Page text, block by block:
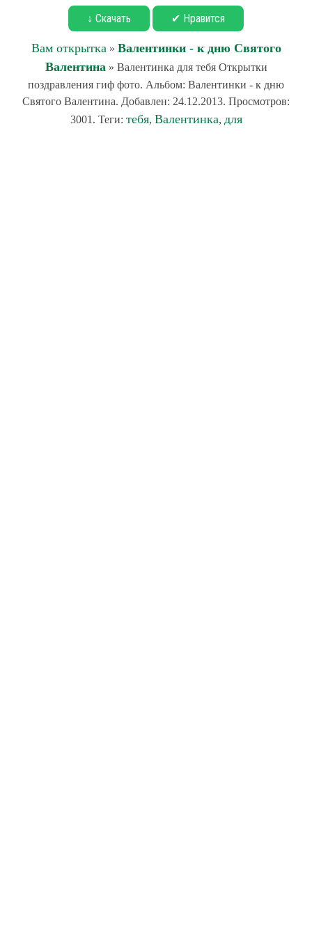
↓ Скачать ✔ Нравится
Вам открытка » Валентинки - к дню Святого
Валентина » Валентинка для тебя Открытки
поздравления гиф фото. Альбом: Валентинки - к дню
Святого Валентина. Добавлен: 24.12.2013. Просмотров:
3001. Теги: тебя, Валентинка, для